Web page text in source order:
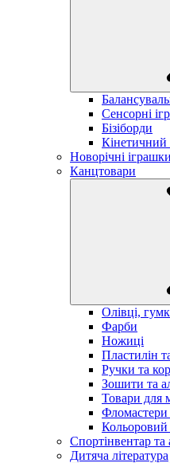
Сенсорні
Бізіборди
Кінетичний
Новорічні
Канцтовари
Олівці,
Фарби
Ножиці
Пластилін
Ручки та
Зошити та
Товари для
Фломастери
Кольоровий
Спортінвентар та
Дитяча література